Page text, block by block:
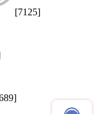
[7125]